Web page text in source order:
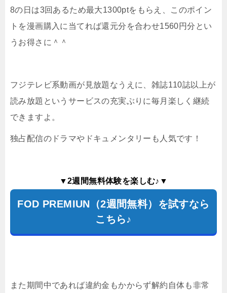
8の日は3回あるため最大1300ptをもらえ、このポイン
トを漫画購入に当てれば還元分を合わせ1560円分とい
うお得さに＾＾
フジテレビ系動画が見放題なうえに、雑誌110誌以上が
読み放題というサービスの充実ぶりに毎月楽しく継続
できますよ。
独占配信のドラマやドキュメンタリーも人気です！
▼2週間無料体験を楽しむ♪▼
FOD PREMIUN（2週間無料）を試すなら
こちら♪
また期間中であれば違約金もかからず解約自体も非常